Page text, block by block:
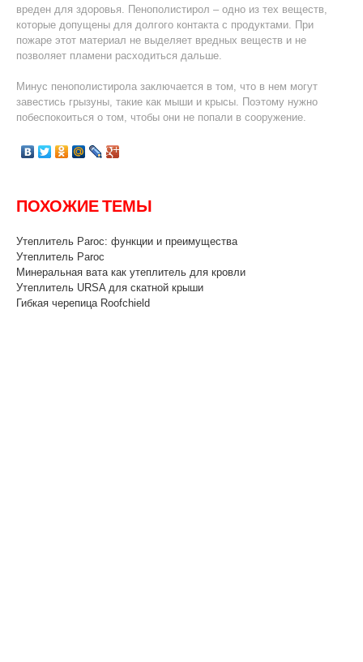
вреден для здоровья. Пенополистирол – одно из тех веществ,
которые допущены для долгого контакта с продуктами. При
пожаре этот материал не выделяет вредных веществ и не
позволяет пламени расходиться дальше.
Минус пенополистирола заключается в том, что в нем могут
завестись грызуны, такие как мыши и крысы. Поэтому нужно
побеспокоиться о том, чтобы они не попали в сооружение.
ПОХОЖИЕ ТЕМЫ
Утеплитель Paroc: функции и преимущества
Утеплитель Paroc
Минеральная вата как утеплитель для кровли
Утеплитель URSA для скатной крыши
Гибкая черепица Roofchield